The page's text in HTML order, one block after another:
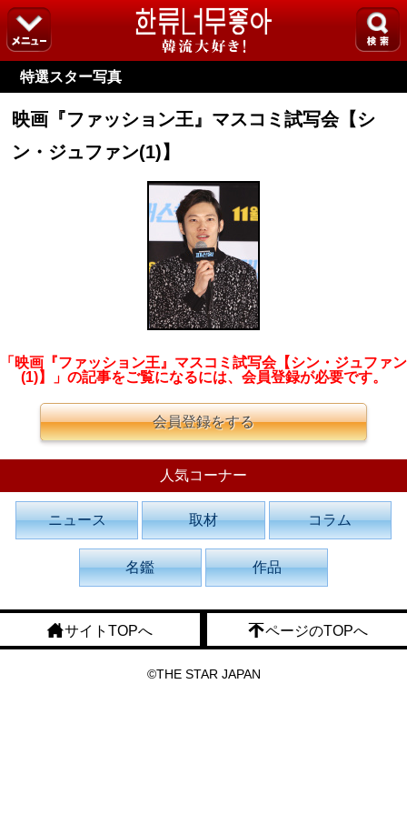
特選スター写真
映画『ファッション王』マスコミ試写会【シ
ン・ジュファン(1)】
「映画『ファッション王』マスコミ試写会【シン・ジュファン
(1)】」の記事をご覧になるには、会員登録が必要です。
会員登録をする
人気コーナー
ニュース 取材 コラム
名鑑 作品
サイトTOPへ ページのTOPへ
©THE STAR JAPAN